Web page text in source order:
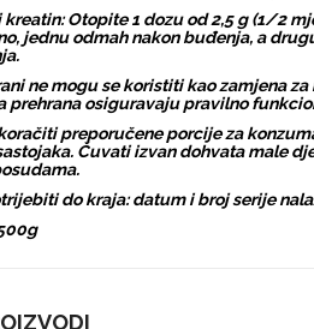
Otopite 1 dozu od 2,5 g (1/2
jednu odmah nakon buđenja, a
ne mogu se koristiti kao zamjena
prehrana osiguravaju pravilno
preporučene porcije za
Čuvati izvan dohvata male
do kraja: datum i broj serije